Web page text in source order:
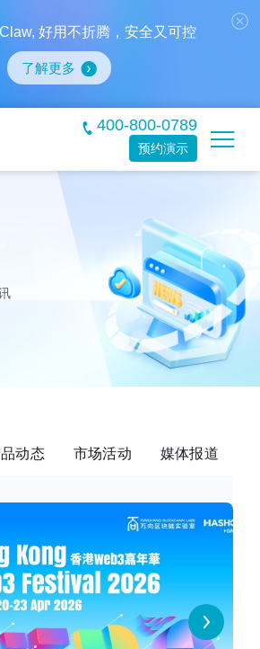
好用不折腾，安全又可控
了解更多
400-800-0789
预约演示
动态 市场活动 媒体报道